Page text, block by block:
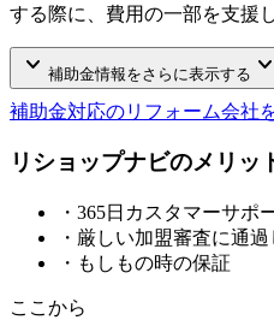
する際に、費用の一部を支援
keyboard_arrow_down 補助金情報をさらに表示する keyboard_arrow_down
補助金対応のリフォーム会社
リショップナビのメ リ ッ
・365日カスタマーサポ
・厳しい加盟審査に通
・もしもの時の保証
ここから